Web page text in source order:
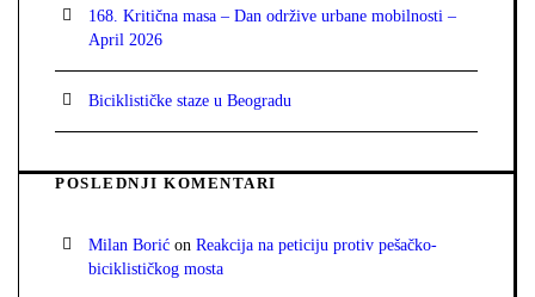
168. Kritična masa – Dan održive urbane mobilnosti –
April 2026
Biciklističke staze u Beogradu
POSLEDNJI KOMENTARI
Milan Borić on Reakcija na peticiju protiv pešačko-
biciklističkog mosta